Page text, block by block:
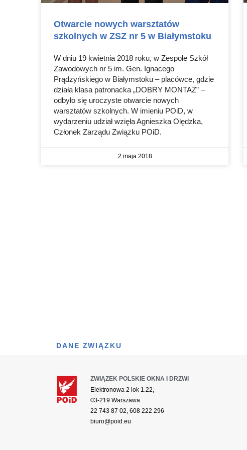
Otwarcie nowych warsztatów
szkolnych w ZSZ nr 5 w Białymstoku
W dniu 19 kwietnia 2018 roku, w Zespole Szkół
Zawodowych nr 5 im. Gen. Ignacego
Prądzyńskiego w Białymstoku – placówce, gdzie
działa klasa patronacka „DOBRY MONTAŻ” –
odbyło się uroczyste otwarcie nowych
warsztatów szkolnych. W imieniu POiD, w
wydarzeniu udział wzięła Agnieszka Olędzka,
Członek Zarządu Związku POiD.
2 maja 2018
DANE ZWIĄZKU
ZWIĄZEK POLSKIE OKNA I DRZWI
Elektronowa 2 lok 1.22,
03-219 Warszawa
22 743 87 02, 608 222 296
biuro@poid.eu